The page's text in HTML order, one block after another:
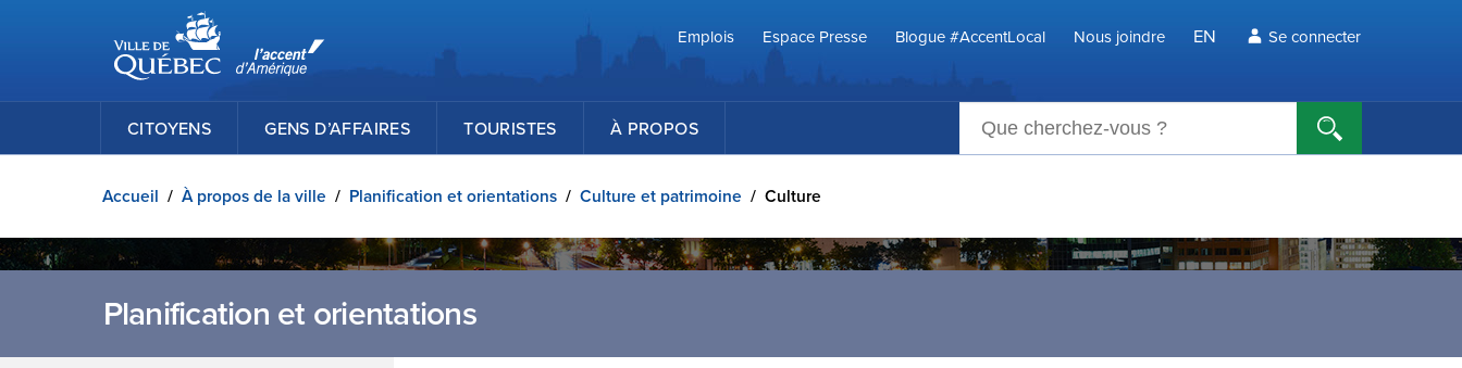
Passer au contenu principal
Ville de Québec
Emplois
Espace Presse Blogue #AccentLocal Nous joindre EN Se connecter
CITOYENS GENS D’AFFAIRES TOURISTES À PROPOS
Accueil / À propos de la ville / Planification et orientations / Culture et patrimoine / Culture
Planification et orientations